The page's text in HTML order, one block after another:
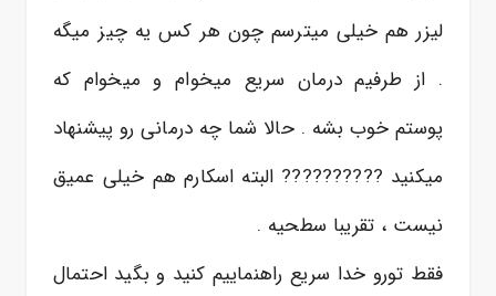
لیزر هم خیلی میترسم چون هر کس یه چیز میگه
. از طرفیم درمان سریع میخوام و میخوام که
پوستم خوب بشه . حالا شما چه درمانی رو پیشنهاد
میکنید ?????????? البته اسکارم هم خیلی عمیق
نیست ، تقریبا سطحیه .
فقط تورو خدا سریع راهنماییم کنید و بگید احتمال